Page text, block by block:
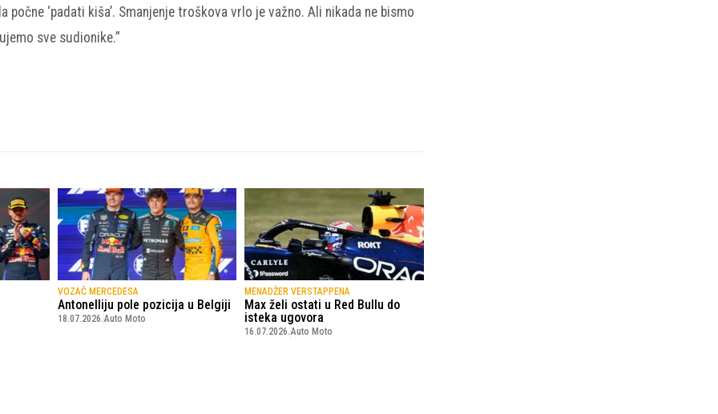
počne ‘padati kiša’. Smanjenje troškova vrlo je važno. Ali nikada ne bismo
sve sudionike.”
VOZAČ MERCEDESA
Antonelliju pole pozicija u Belgiji
18.07.2026.Auto Moto
MENADŽER VERSTAPPENA
Max želi ostati u Red Bullu do
isteka ugovora
16.07.2026.Auto Moto